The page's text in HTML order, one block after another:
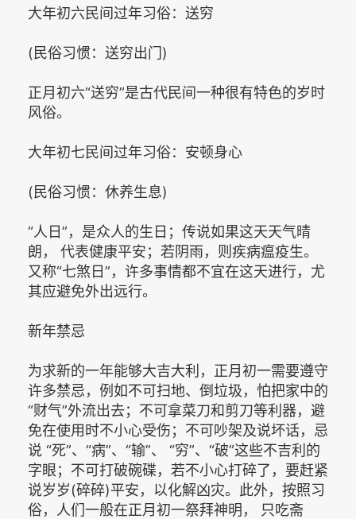
大年初六民间过年习俗：送穷
(民俗习惯：送穷出门)
正月初六“送穷”是古代民间一种很有特色的岁时
风俗。
大年初七民间过年习俗：安顿身心
(民俗习惯：休养生息)
“人日”，是众人的生日；传说如果这天天气晴
朗， 代表健康平安；若阴雨，则疾病瘟疫生。
又称“七煞日”，许多事情都不宜在这天进行，尤
其应避免外出远行。
新年禁忌
为求新的一年能够大吉大利，正月初一需要遵守
许多禁忌，例如不可扫地、倒垃圾，怕把家中的
“财气”外流出去；不可拿菜刀和剪刀等利器，避
免在使用时不小心受伤；不可吵架及说坏话，忌
说 “死”、“病”、“输”、 “穷”、“破”这些不吉利的
字眼；不可打破碗碟，若不小心打碎了，要赶紧
说岁岁(碎碎)平安，以化解凶灾。此外，按照习
俗，人们一般在正月初一祭拜神明， 只吃斋